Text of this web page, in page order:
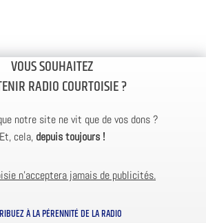
VOUS SOUHAITEZ
RADIO COURTOISIE ?
notre site ne vit que de vos dons ?
Et, cela, depuis toujours !
n’acceptera jamais de publicités.
À LA PÉRENNITÉ DE LA RADIO